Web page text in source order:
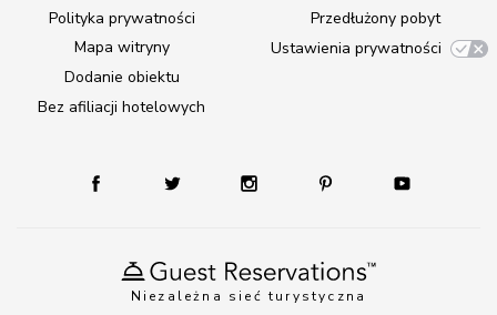
Niezależna sieć turystyczna
Polityka prywatności
Mapa witryny
Dodanie obiektu
Bez afiliacji hotelowych
Przedłużony pobyt
Ustawienia prywatności